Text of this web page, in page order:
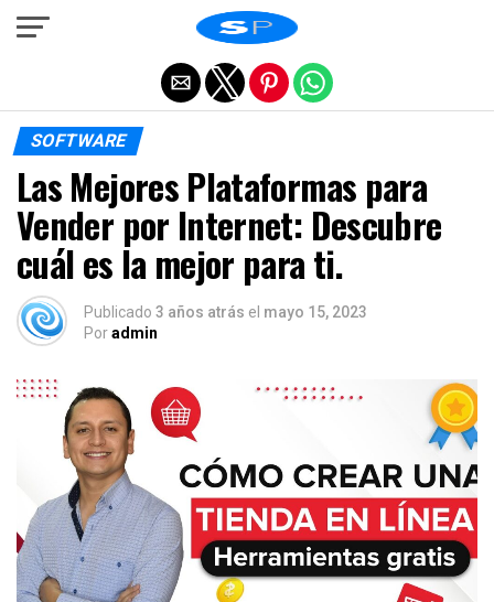
SOFTWARE
Las Mejores Plataformas para
Vender por Internet: Descubre
cuál es la mejor para ti.
Publicado 3 años atrás el mayo 15, 2023
Poradmin
Salir de la versión móvil